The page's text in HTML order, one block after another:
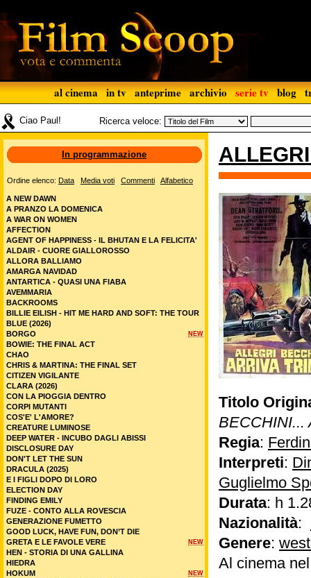
al cinema in tv anteprime archivio serie tv blog
Ciao Paul! Ricerca veloce:
Titolo
BECCHINI...
Regia:
Interpreti:
Guglielmo
Durata: h
Nazionalità:
Genere:
Al cinema
In programmazione
Ordine elenco: Data Media voti Commenti Alfabetico
A NEW DAWN
A PRANZO LA DOMENICA
A WAR ON WOMEN
AFFECTION
AGENT OF HAPPINESS - IL BHUTAN E LA FELICITA'
ALDAIR - CUORE GIALLOROSSO
ALLORA BALLIAMO
AMARGA NAVIDAD
ANTARTICA - QUASI UNA FIABA
AVEMMARIA
BACKROOMS
BILLIE EILISH - HIT ME HARD AND SOFT: THE TOUR
BLUE (2026)
NEW
BORGO
BOWIE: THE FINAL ACT
CHAO
CHRIS & MARTINA: THE FINAL SET
CITIZEN VIGILANTE
CLARA (2026)
CON LA PIOGGIA DENTRO
CORPI MUTANTI
COS'E' L'AMORE?
CREATURE LUMINOSE
DEEP WATER - INCUBO DAGLI ABISSI
DISCLOSURE DAY
DON'T LET THE SUN
DRACULA (2025)
E I FIGLI DOPO DI LORO
ELECTION DAY
FINDING EMILY
FUZE - CONTO ALLA ROVESCIA
GENERAZIONE FUMETTO
GOOD LUCK, HAVE FUN, DON’T DIE
NEW
GRETA E LE FAVOLE VERE
HEN - STORIA DI UNA GALLINA
HIEDRA
NEW
HOKUM